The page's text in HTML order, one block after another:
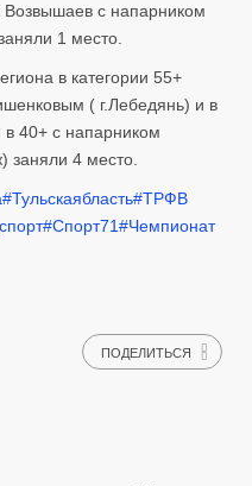
Возвышаев с напарником
1 место.
в категории 55+
( г.Лебедянь) и в
в 40+ с напарником
заняли 4 место.
#Тульскаябласть#ТРФВ
#Спорт71#Чемпионат
ПОДЕЛИТЬСЯ